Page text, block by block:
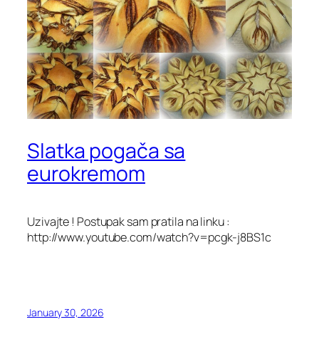
Slatka pogača sa
eurokremom
Uzivajte ! Postupak sam pratila na linku :
http://www.youtube.com/watch?v=pcgk-j8BS1c
January 30, 2026